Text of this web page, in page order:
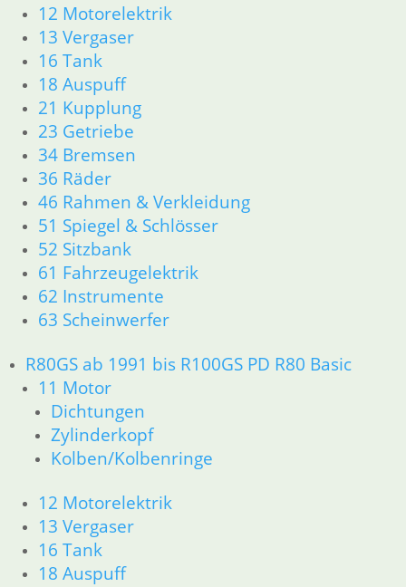
12 Motorelektrik
13 Vergaser
16 Tank
18 Auspuff
21 Kupplung
23 Getriebe
34 Bremsen
36 Räder
46 Rahmen & Verkleidung
51 Spiegel & Schlösser
52 Sitzbank
61 Fahrzeugelektrik
62 Instrumente
63 Scheinwerfer
R80GS ab 1991 bis R100GS PD R80 Basic
11 Motor
Dichtungen
Zylinderkopf
Kolben/Kolbenringe
12 Motorelektrik
13 Vergaser
16 Tank
18 Auspuff
Zylinderkopf
12 Motorelektrik
13 Vergaser
16 Tank
18 Auspuff
21 Kupplung
23 Getriebe
26 Kardanwelle
31 Telegabel
32 Lenkung
33 Antrieb
34 Bremsen
36 Räder
46 Rahmen & Verkleidung
51 Spiegel & Schlösser
52 Sitzbank
62 Instrumente
R45 & R65LS
11 Motor
Dichtungen
Zylinderkopf
12 Motorelektrik
13 Vergaser
16 Tank
18 Auspuff
21 Kupplung